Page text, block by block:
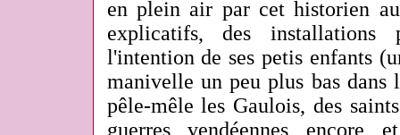
en plein air par cet historien
explicatifs, des
l'intention de ses petis enfants
manivelle un peu plus bas
pêle-mêle les Gaulois, des
guerres vendéennes encore